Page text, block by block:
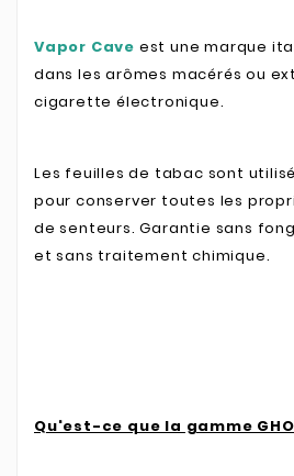
Vapor Cave est une marque
dans les arômes macérés ou
cigarette électronique.
Les feuilles de tabac sont
pour conserver toutes les
de senteurs. Garantie sans
et sans traitement chimique.
Qu'est-ce que la gamme